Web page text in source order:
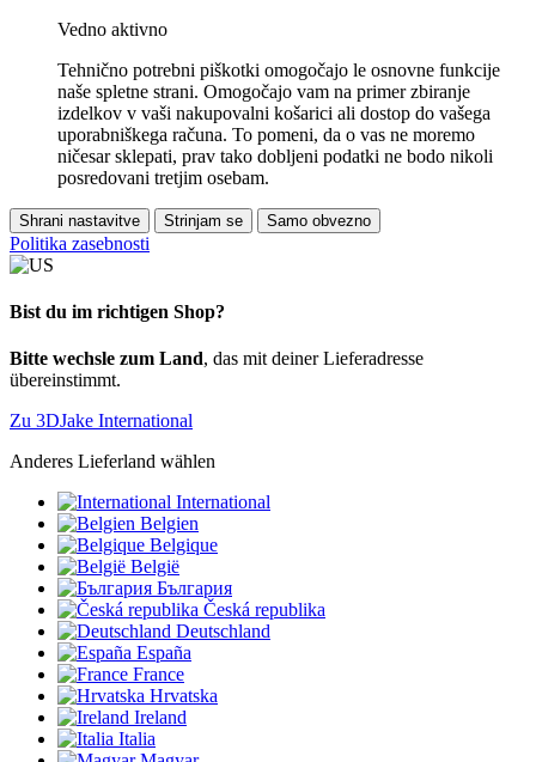
Vedno aktivno
Tehnično potrebni piškotki omogočajo le osnovne funkcije
naše spletne strani. Omogočajo vam na primer zbiranje
izdelkov v vaši nakupovalni košarici ali dostop do vašega
uporabniškega računa. To pomeni, da o vas ne moremo
ničesar sklepati, prav tako dobljeni podatki ne bodo nikoli
posredovani tretjim osebam.
Shrani nastavitve Strinjam se Samo obvezno
Politika zasebnosti
Bist du im richtigen Shop?
Bitte wechsle zum Land, das mit deiner Lieferadresse
übereinstimmt.
Zu 3DJake International
Anderes Lieferland wählen
International
Belgien
Belgique
België
България
Česká republika
Deutschland
España
France
Hrvatska
Ireland
Italia